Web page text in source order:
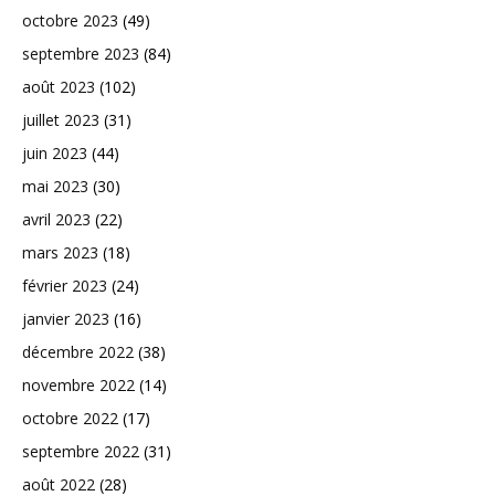
octobre 2023 (49)
septembre 2023 (84)
août 2023 (102)
juillet 2023 (31)
juin 2023 (44)
mai 2023 (30)
avril 2023 (22)
mars 2023 (18)
février 2023 (24)
janvier 2023 (16)
décembre 2022 (38)
novembre 2022 (14)
octobre 2022 (17)
septembre 2022 (31)
août 2022 (28)